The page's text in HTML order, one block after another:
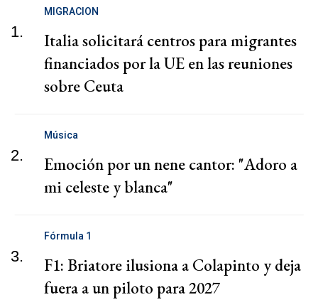
1.
MIGRACION
Italia solicitará centros para migrantes
financiados por la UE en las reuniones
sobre Ceuta
2.
Música
Emoción por un nene cantor: "Adoro a
mi celeste y blanca"
3.
Fórmula 1
F1: Briatore ilusiona a Colapinto y deja
fuera a un piloto para 2027